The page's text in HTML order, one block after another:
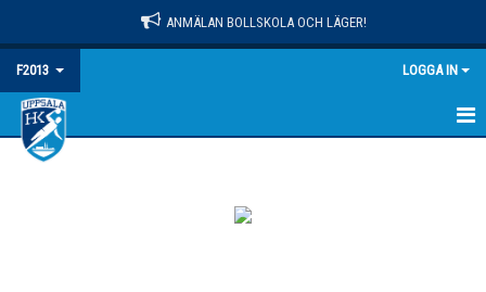
ANMÄLAN BOLLSKOLA OCH LÄGER!
F2013 LOGGA IN
HEM